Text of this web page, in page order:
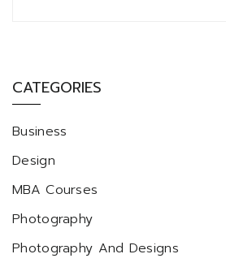
CATEGORIES
Business
Design
MBA Courses
Photography
Photography And Designs